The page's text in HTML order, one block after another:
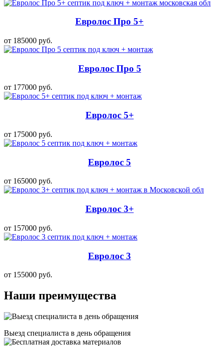
Евролос Про 5+
от 185000 руб.
Евролос Про 5
от 177000 руб.
Евролос 5+
от 175000 руб.
Евролос 5
от 165000 руб.
Евролос 3+
от 157000 руб.
Евролос 3
от 155000 руб.
Наши преимущества
Выезд специалиста в день обращения